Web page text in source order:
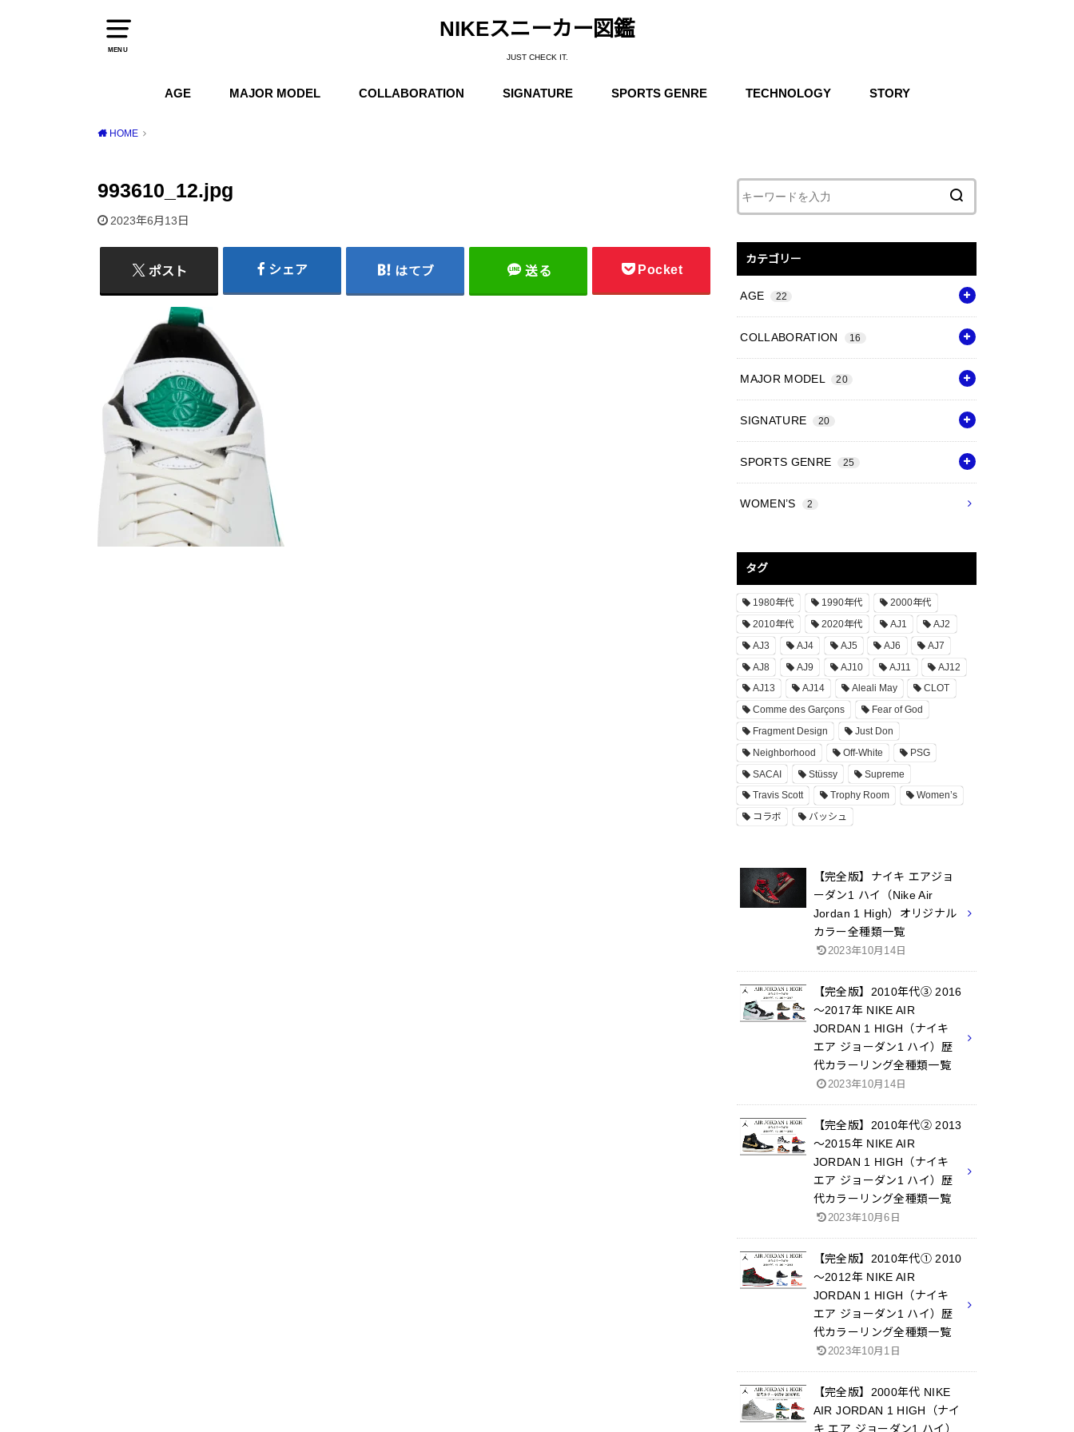
MENU
NIKEスニーカー図鑑
JUST CHECK IT.
AGE MAJOR MODEL COLLABORATION SIGNATURE SPORTS GENRE TECHNOLOGY STORY
HOME
993610_12.jpg
2023年6月13日
ポスト シェア はてブ 送る Pocket
カテゴリー
AGE 22
COLLABORATION 16
MAJOR MODEL 20
SIGNATURE 20
SPORTS GENRE 25
WOMEN’S 2
タグ
1980年代 1990年代
2000年代
2010年代
2020年代 AJ1
AJ2
AJ3
AJ4 AJ5 AJ6
AJ7
AJ8
AJ9 AJ10 AJ11
AJ12
AJ13
AJ14 Aleali May
CLOT
Comme des Garçons
Fear of God
Fragment Design
Just Don
Neighborhood
Off-White
PSG
SACAI
Stüssy
Supreme
Travis Scott
Trophy Room
Women’s
コラボ
バッシュ
【完全版】ナイキ エアジョ
ーダン1 ハイ（Nike Air
Jordan 1 High）オリジナル
カラー全種類一覧
2023年10月14日
【完全版】2010年代③ 2016
～2017年 NIKE AIR
JORDAN 1 HIGH（ナイキ
エア ジョーダン1 ハイ）歴
代カラーリング全種類一覧
2023年10月14日
【完全版】2010年代② 2013
～2015年 NIKE AIR
JORDAN 1 HIGH（ナイキ
エア ジョーダン1 ハイ）歴
代カラーリング全種類一覧
2023年10月6日
【完全版】2010年代① 2010
～2012年 NIKE AIR
JORDAN 1 HIGH（ナイキ
エア ジョーダン1 ハイ）歴
代カラーリング全種類一覧
2023年10月1日
【完全版】2000年代 NIKE
AIR JORDAN 1 HIGH（ナイ
キ エア ジョーダン1 ハイ）